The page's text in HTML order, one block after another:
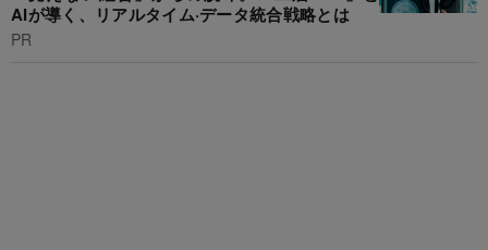
AIが導く、リアルタイム·データ統合戦略とは
PR